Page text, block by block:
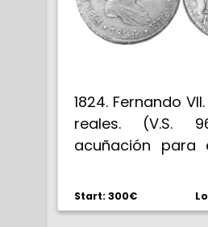
1824. Fernando
reales. (V.S.
acuñación para
Start: 300€